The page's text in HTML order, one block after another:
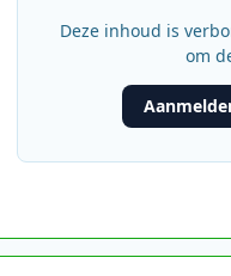
Deze inhoud is
om